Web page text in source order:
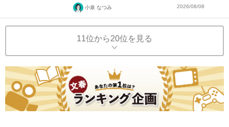
小泉 なつみ 2026/08/08
11位から20位を見る